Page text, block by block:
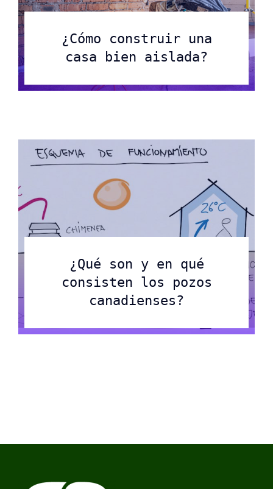
¿Cómo construir una
casa bien aislada?
¿Qué son y en qué
consisten los pozos
canadienses?